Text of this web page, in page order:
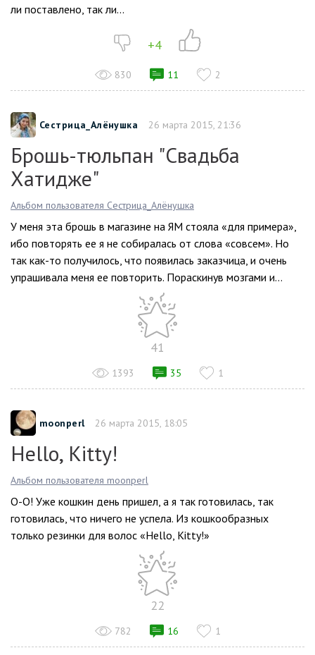
ли поставлено, так ли...
+4
830 11 2
Сестрица_Алёнушка 26 марта 2015, 21:36
Брошь-тюльпан "Свадьба
Хатидже"
Альбом пользователя Сестрица_Алёнушка
У меня эта брошь в магазине на ЯМ стояла «для примера»,
ибо повторять ее я не собиралась от слова «совсем». Но
так как-то получилось, что появилась заказчица, и очень
упрашивала меня ее повторить. Пораскинув мозгами и...
41
1393 35 1
moonperl 26 марта 2015, 18:05
Hello, Kitty!
Альбом пользователя moonperl
O-O! Уже кошкин день пришел, а я так готовилась, так
готовилась, что ничего не успела. Из кошкообразных
только резинки для волос «Hello, Kitty!»
22
782 16 1